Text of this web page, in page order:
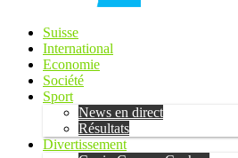
Suisse
International
Economie
Société
Sport
News en direct
Résultats
Divertissement